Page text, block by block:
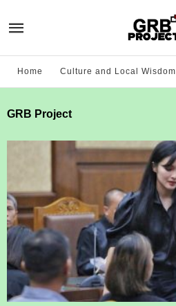
Home Culture and Local Wisdom
GRB Project